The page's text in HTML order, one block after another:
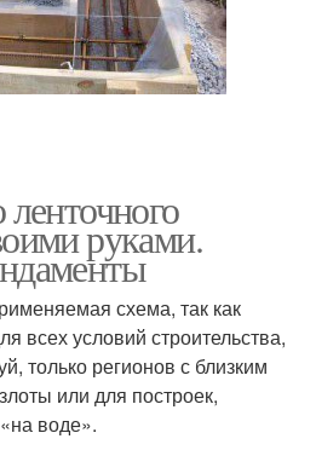
руками.
схема, так как
всех условий строительства,
только регионов с близким
или для построек,
воде».